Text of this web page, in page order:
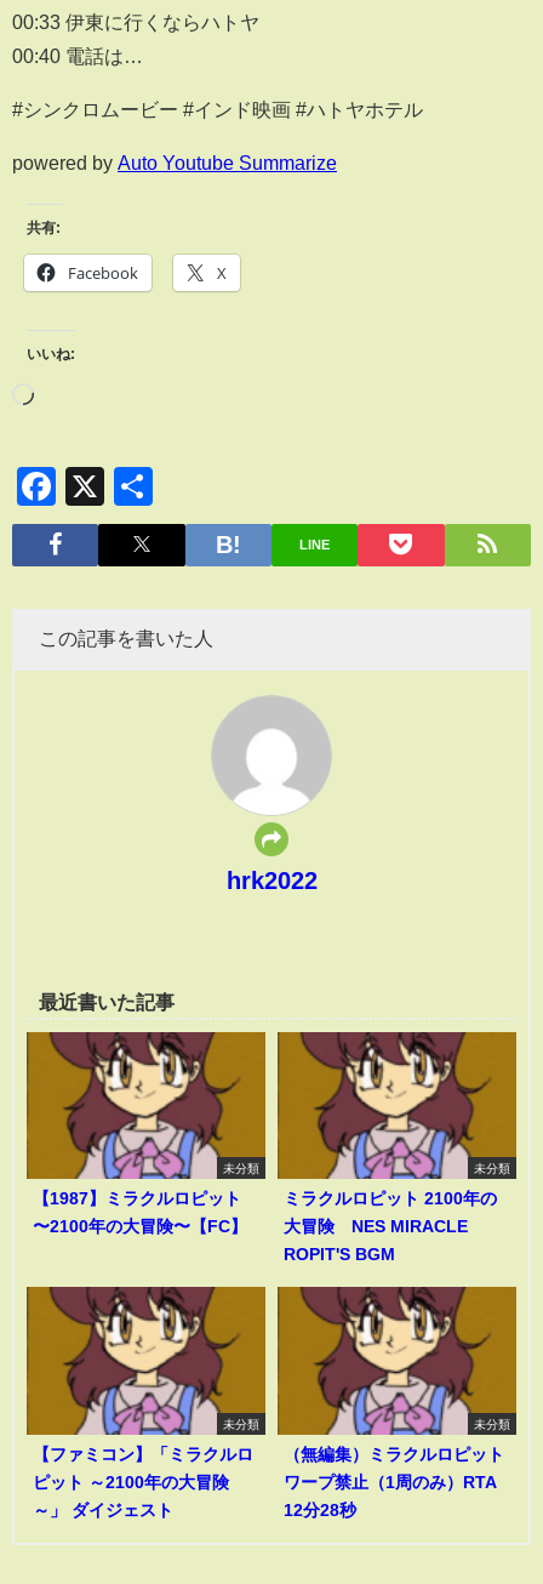
00:33 伊東に行くならハトヤ
00:40 電話は…
#シンクロムービー #インド映画 #ハトヤホテル
powered by Auto Youtube Summarize
共有:
Facebook X
いいね:
Facebook
X
有
LINE
この記事を書いた人
hrk2022
最近書いた記事
未分類
【1987】ミラクルロピット
〜2100年の大冒険〜【FC】
未分類
ミラクルロピット 2100年の
大冒険 NES MIRACLE
ROPIT'S BGM
未分類
【ファミコン】「ミラクルロ
ピット ～2100年の大冒険
～」 ダイジェスト
未分類
（無編集）ミラクルロピット
ワープ禁止（1周のみ）RTA
12分28秒